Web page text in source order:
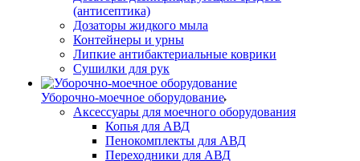
(антисептика)
Дозаторы жидкого мыла
Контейнеры и урны
Липкие антибактериальные коврики
Сушилки для рук
Уборочно-моечное оборудование
Аксессуары для моечного оборудования
Копья для АВД
Пенокомплекты для АВД
Переходники для АВД